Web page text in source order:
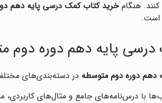
کنند. هنگامخرید کتاب کمک درسی پایه دهم
است.
درسی پایه دهم دوره دوم
دهم دوره دوم متوسطه در دسته‌بندی‌های
با درس‌نامه‌های جامع و مثال‌های کاربردی،